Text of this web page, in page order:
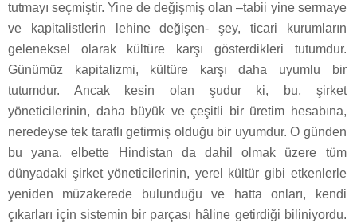
tutmayı seçmiştir. Yine de değişmiş olan –tabii yine sermaye
ve kapitalistlerin lehine değişen- şey, ticari kurumların
geleneksel olarak kültüre karşı gösterdikleri tutumdur.
Günümüz kapitalizmi, kültüre karşı daha uyumlu bir
tutumdur. Ancak kesin olan şudur ki, bu, şirket
yöneticilerinin, daha büyük ve çeşitli bir üretim hesabına,
neredeyse tek taraflı getirmiş olduğu bir uyumdur. O günden
bu yana, elbette Hindistan da dahil olmak üzere tüm
dünyadaki şirket yöneticilerinin, yerel kültür gibi etkenlerle
yeniden müzakerede bulunduğu ve hatta onları, kendi
çıkarları için sistemin bir parçası hâline getirdiği biliniyordu.